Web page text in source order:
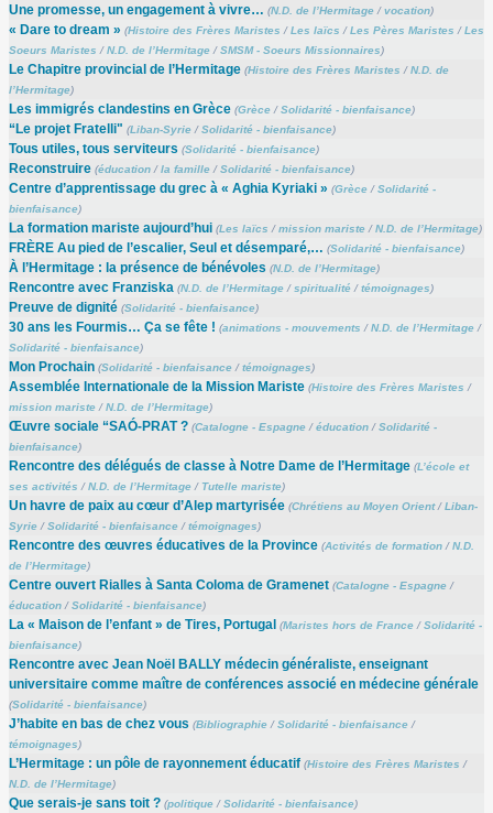
Une promesse, un engagement à vivre… (N.D. de l’Hermitage/vocation)
« Dare to dream » (Histoire des Frères Maristes /Les laïcs /Les Pères Maristes /Les
Soeurs Maristes /N.D. de l’Hermitage/SMSM - Soeurs Missionnaires)
Le Chapitre provincial de l’Hermitage (Histoire des Frères Maristes /N.D. de
l’Hermitage)
Les immigrés clandestins en Grèce (Grèce/Solidarité - bienfaisance)
“Le projet Fratelli" (Liban-Syrie/Solidarité - bienfaisance)
Tous utiles, tous serviteurs (Solidarité - bienfaisance)
Reconstruire (éducation/la famille/Solidarité - bienfaisance)
Centre d’apprentissage du grec à « Aghia Kyriaki » (Grèce/Solidarité -
bienfaisance)
La formation mariste aujourd’hui (Les laïcs /mission mariste/N.D. de l’Hermitage)
FRÈRE Au pied de l’escalier, Seul et désemparé,… (Solidarité - bienfaisance)
À l’Hermitage : la présence de bénévoles (N.D. de l’Hermitage)
Rencontre avec Franziska (N.D. de l’Hermitage/spiritualité/témoignages)
Preuve de dignité (Solidarité - bienfaisance)
30 ans les Fourmis… Ça se fête ! (animations - mouvements /N.D. de l’Hermitage/
Solidarité - bienfaisance)
Mon Prochain (Solidarité - bienfaisance/témoignages)
Assemblée Internationale de la Mission Mariste (Histoire des Frères Maristes /
mission mariste/N.D. de l’Hermitage)
Œuvre sociale “SAÓ-PRAT ? (Catalogne - Espagne/éducation/Solidarité -
bienfaisance)
Rencontre des délégués de classe à Notre Dame de l’Hermitage (L’école et
ses activités /N.D. de l’Hermitage/ Tutelle mariste)
Un havre de paix au cœur d’Alep martyrisée (Chrétiens au Moyen Orient/Liban-
Syrie/Solidarité - bienfaisance/témoignages)
Rencontre des œuvres éducatives de la Province (Activités de formation/N.D.
de l’Hermitage)
Centre ouvert Rialles à Santa Coloma de Gramenet (Catalogne - Espagne/
éducation/Solidarité - bienfaisance)
La « Maison de l’enfant » de Tires, Portugal (Maristes hors de France/Solidarité -
bienfaisance)
Rencontre avec Jean Noël BALLY médecin généraliste, enseignant
universitaire comme maître de conférences associé en médecine générale
(Solidarité - bienfaisance)
J’habite en bas de chez vous (Bibliographie/Solidarité - bienfaisance/
témoignages)
L’Hermitage : un pôle de rayonnement éducatif (Histoire des Frères Maristes /
N.D. de l’Hermitage)
Que serais-je sans toit ? (politique/Solidarité - bienfaisance)